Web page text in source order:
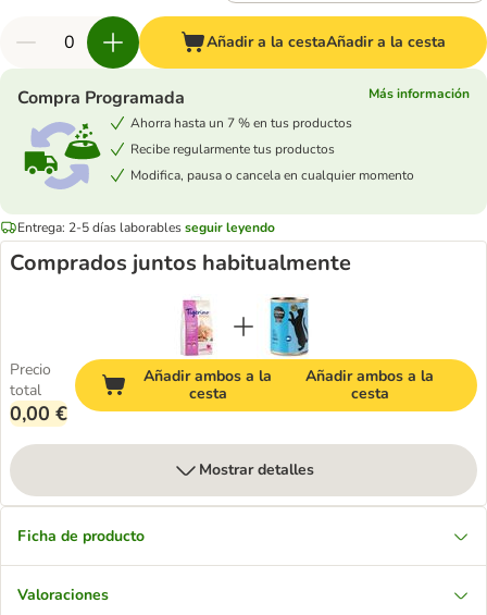
Añadir a la cestaAñadir a la cesta
Compra Programada
Más información
Ahorra hasta un 7 % en tus productos
Recibe regularmente tus productos
Modifica, pausa o cancela en cualquier momento
Entrega: 2-5 días laborablesseguir leyendo
Comprados juntos habitualmente
Precio
total
0,00 €
Añadir ambos a la
cesta
Añadir ambos a la
cesta
Mostrar detalles
Ficha de producto
Valoraciones